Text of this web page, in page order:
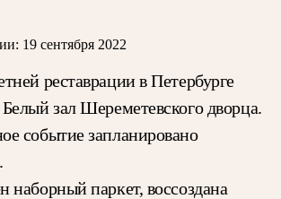
19 сентября 2022
реставрации в Петербурге
Белый зал Шереметевского дворца.
событие запланировано
наборный паркет, воссоздана